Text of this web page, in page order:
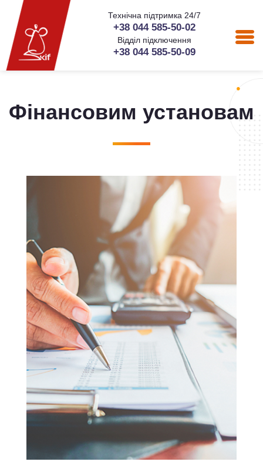
Технічна підтримка 24/7
+38 044 585-50-02
Відділ підключення
+38 044 585-50-09
Фінансовим установам